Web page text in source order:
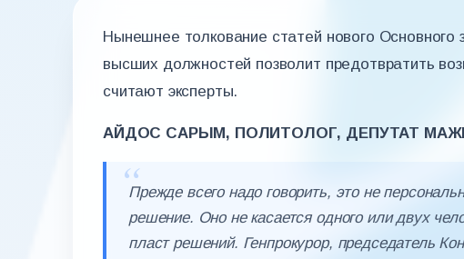
Нынешнее толкование статей нового Основного
высших должностей позволит предотвратить
считают эксперты.
АЙДОС САРЫМ, ПОЛИТОЛОГ, ДЕПУТАТ
Прежде всего надо говорить, это не
решение. Оно не касается одного или двух
пласт решений. Генпрокурор, председатель